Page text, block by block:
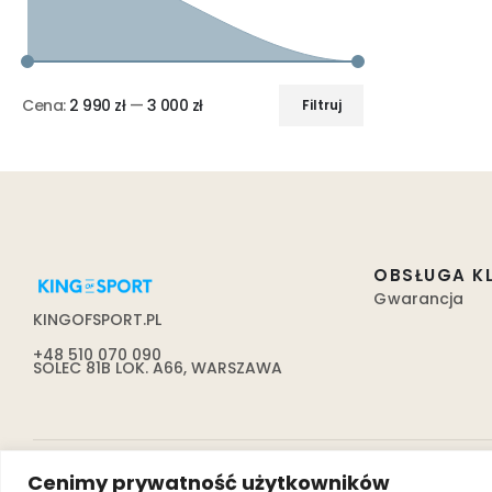
Cenimy prywatność użytkowników
Filtruj
Cena: 2 990 zł— 3 000 zł
KINGOFSPORT.PL
+48 510 070 090
SOLEC 81B LOK. A66, WARSZAWA
OBSŁUGA
Gwarancja